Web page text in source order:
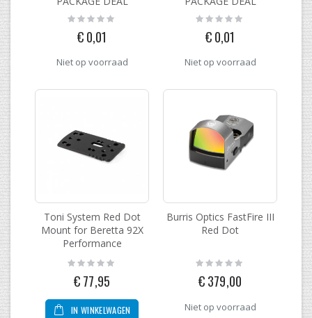
Rating:
0%
€ 0,01
Niet op voorraad
Rating:
0%
€ 0,01
Niet op voorraad
Toni System Red Dot
Mount for Beretta 92X
Performance
Rating:
€ 77,95
IN WINKELWAGEN
Burris Optics FastFire III
Red Dot
Rating:
€ 379,00
Niet op voorraad